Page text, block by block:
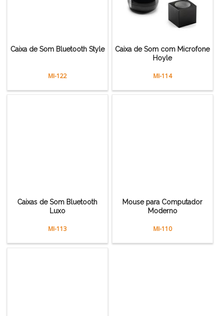
Caixa de Som Bluetooth Style
MI-122
Caixa de Som com Microfone
Hoyle
MI-114
Caixas de Som Bluetooth
Luxo
MI-113
Mouse para Computador
Moderno
MI-110